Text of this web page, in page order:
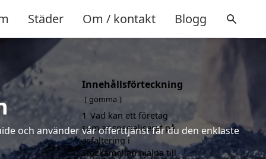
Städer Om / kontakt Blogg
och använder vår offerttjänst får du den enklaste
Innehållsförteckning
gömma
1 Vad kan ett företag
som är specialiserat på
asfaltering i
Stockamöllan hjälpa till